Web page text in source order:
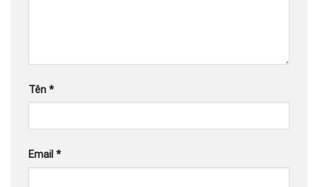
Tên *
Email *